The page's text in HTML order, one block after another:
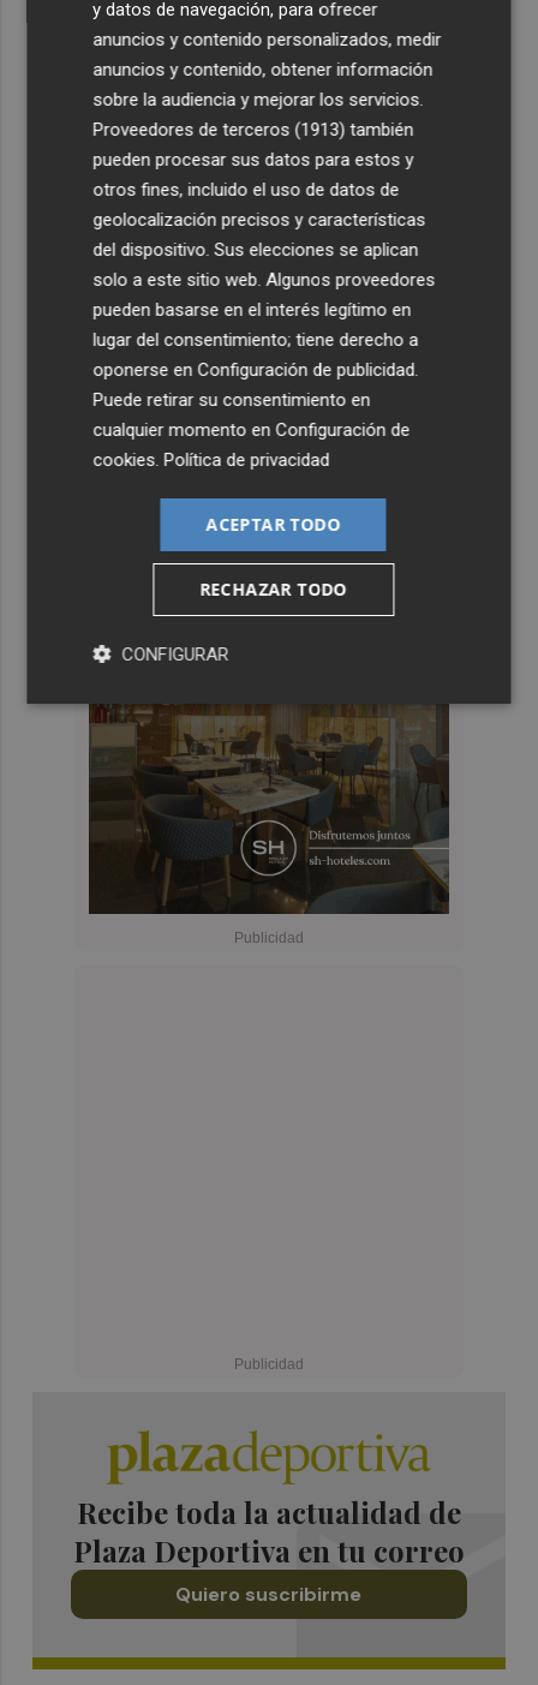
Recibe toda la actualidad de
Plaza Deportiva en tu correo
Quiero suscribirme
y datos de navegación, para ofrecer
anuncios y contenido personalizados, medir
anuncios y contenido, obtener información
sobre la audiencia y mejorar los servicios.
Proveedores de terceros (1913) también
pueden procesar sus datos para estos y
otros fines, incluido el uso de datos de
geolocalización precisos y características
del dispositivo. Sus elecciones se aplican
solo a este sitio web. Algunos proveedores
pueden basarse en el interés legítimo en
lugar del consentimiento; tiene derecho a
oponerse enConfiguración de publicidad
Puede retirar su consentimiento en
cualquier momento enConfiguración de
cookies .Política de privacidad
ACEPTAR TODO
RECHAZAR TODO
CONFIGURAR